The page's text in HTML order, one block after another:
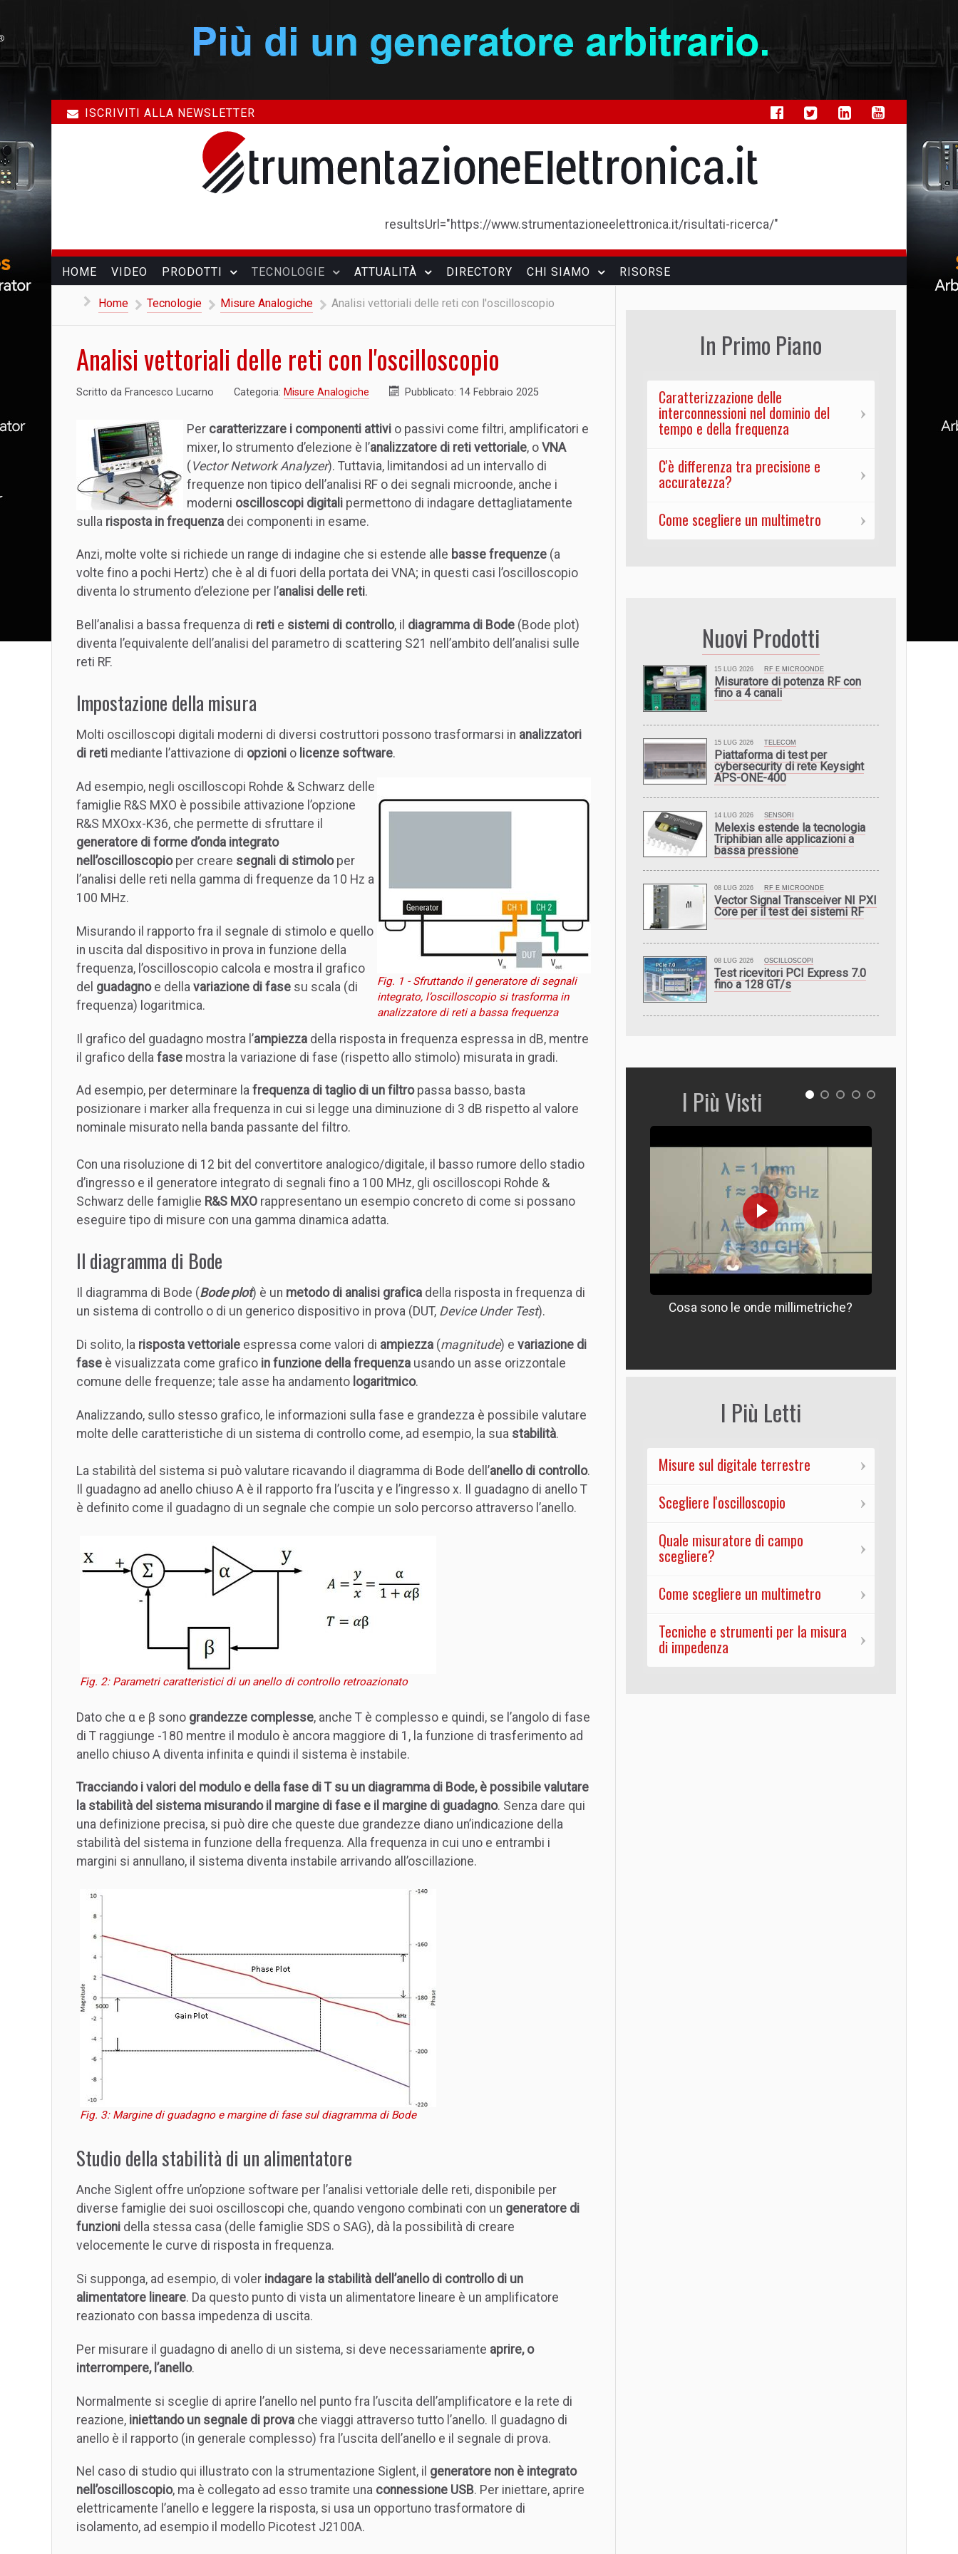
ISCRIVITI ALLA NEWSLETTER
resultsUrl="https://www.strumentazioneelettronica.it/risultati-ricerca/"
HOME VIDEO PRODOTTI TECNOLOGIE ATTUALITÀ DIRECTORY CHI SIAMO RISORSE
Home Tecnologie Misure Analogiche Analisi vettoriali delle reti con l'oscilloscopio
Analisi vettoriali delle reti con l'oscilloscopio
Scritto da Francesco Lucarno Categoria: Misure Analogiche Pubblicato: 14 Febbraio 2025
Per caratterizzare i componenti attivi o passivi come filtri, amplificatori e
mixer, lo strumento d’elezione è l’analizzatore di reti vettoriale, o VNA
(Vector Network Analyzer). Tuttavia, limitandosi ad un intervallo di
frequenze non tipico dell’analisi RF o dei segnali microonde, anche i
moderni oscilloscopi digitali permettono di indagare dettagliatamente
sulla risposta in frequenza dei componenti in esame.
Anzi, molte volte si richiede un range di indagine che si estende alle basse frequenze (a
volte fino a pochi Hertz) che è al di fuori della portata dei VNA; in questi casi l’oscilloscopio
diventa lo strumento d’elezione per l’analisi delle reti.
Bell’analisi a bassa frequenza di reti e sistemi di controllo, il diagramma di Bode (Bode plot)
diventa l’equivalente dell’analisi del parametro di scattering S21 nell’ambito dell’analisi sulle
reti RF.
Impostazione della misura
Molti oscilloscopi digitali moderni di diversi costruttori possono trasformarsi in analizzatori
di reti mediante l’attivazione di opzioni o licenze software.
Fig. 1 - Sfruttando il generatore di segnali
integrato, l’oscilloscopio si trasforma in
analizzatore di reti a bassa frequenza
Ad esempio, negli oscilloscopi Rohde & Schwarz delle
famiglie R&S MXO è possibile attivazione l’opzione
R&S MXOxx-K36, che permette di sfruttare il
generatore di forme d’onda integrato
nell’oscilloscopioper creare segnali di stimoloper
l’analisi delle reti nella gamma di frequenze da 10 Hz a
100 MHz.
Misurando il rapporto fra il segnale di stimolo e quello
in uscita dal dispositivo in prova in funzione della
frequenza, l’oscilloscopio calcola e mostra il grafico
del guadagnoe della variazione di fase su scala (di
frequenza) logaritmica.
Il grafico del guadagno mostra l’ampiezza della risposta in frequenza espressa in dB, mentre
il grafico della fase mostra la variazione di fase (rispetto allo stimolo) misurata in gradi.
Ad esempio, per determinare la frequenza di taglio di un filtropassa basso, basta
posizionare i marker alla frequenza in cui si legge una diminuzione di 3 dB rispetto al valore
nominale misurato nella banda passante del filtro.
Con una risoluzione di 12 bit del convertitore analogico/digitale, il basso rumore dello stadio
d’ingresso e il generatore integrato di segnali fino a 100 MHz, gli oscilloscopi Rohde &
Schwarz delle famiglie R&S MXO rappresentano un esempio concreto di come si possano
eseguire tipo di misure con una gamma dinamica adatta.
Il diagramma di Bode
Il diagramma di Bode (Bode plot) è un metodo di analisi grafica della risposta in frequenza di
un sistema di controllo o di un generico dispositivo in prova (DUT, Device Under Test).
Di solito, la risposta vettoriale espressa come valori di ampiezza (magnitude) e variazione di
fase è visualizzata come grafico in funzione della frequenza usando un asse orizzontale
comune delle frequenze; tale asse ha andamento logaritmico.
Analizzando, sullo stesso grafico, le informazioni sulla fase e grandezza è possibile valutare
molte delle caratteristiche di un sistema di controllo come, ad esempio, la sua stabilità.
La stabilità del sistema si può valutare ricavando il diagramma di Bode dell’anello di controllo.
Il guadagno ad anello chiuso A è il rapporto fra l’uscita y e l’ingresso x. Il guadagno di anello T
è definito come il guadagno di un segnale che compie un solo percorso attraverso l’anello.
Fig. 2: Parametri caratteristici di un anello di controllo retroazionato
Dato che α e β sono grandezze complesse, anche T è complesso e quindi, se l’angolo di fase
di T raggiunge -180 mentre il modulo è ancora maggiore di 1, la funzione di trasferimento ad
anello chiuso A diventa infinita e quindi il sistema è instabile.
Tracciando i valori del modulo e della fase di T su un diagramma di Bode, è possibile valutare
la stabilità del sistema misurando il margine di fase e il margine di guadagno. Senza dare qui
una definizione precisa, si può dire che queste due grandezze diano un’indicazione della
stabilità del sistema in funzione della frequenza. Alla frequenza in cui uno e entrambi i
margini si annullano, il sistema diventa instabile arrivando all’oscillazione.
Fig. 3: Margine di guadagno e margine di fase sul diagramma di Bode
Studio della stabilità di un alimentatore
Anche Siglent offre un’opzione software per l’analisi vettoriale delle reti, disponibile per
diverse famiglie dei suoi oscilloscopi che, quando vengono combinati con un generatore di
funzioni della stessa casa (delle famiglie SDS o SAG), dà la possibilità di creare
velocemente le curve di risposta in frequenza.
Si supponga, ad esempio, di voler indagare la stabilità dell’anello di controllo di un
alimentatore lineare. Da questo punto di vista un alimentatore lineare è un amplificatore
reazionato con bassa impedenza di uscita.
Per misurare il guadagno di anello di un sistema, si deve necessariamente aprire, o
interrompere, l’anello.
Normalmente si sceglie di aprire l’anello nel punto fra l’uscita dell’amplificatore e la rete di
reazione, iniettando un segnale di prova che viaggi attraverso tutto l’anello. Il guadagno di
anello è il rapporto (in generale complesso) fra l’uscita dell’anello e il segnale di prova.
Nel caso di studio qui illustrato con la strumentazione Siglent, il generatore non è integrato
nell’oscilloscopio, ma è collegato ad esso tramite una connessione USB. Per iniettare, aprire
elettricamente l’anello e leggere la risposta, si usa un opportuno trasformatore di
isolamento, ad esempio il modello Picotest J2100A.
In Primo Piano
Caratterizzazione delle
interconnessioni nel dominio del
tempo e della frequenza
C'è differenza tra precisione e
accuratezza?
Come scegliere un multimetro
Nuovi Prodotti
15 LUG 2026 RF E MICROONDE
Misuratore di potenza RF con
fino a 4 canali
15 LUG 2026 TELECOM
Piattaforma di test per
cybersecurity di rete Keysight
APS-ONE-400
14 LUG 2026 SENSORI
Melexis estende la tecnologia
Triphibian alle applicazioni a
bassa pressione
08 LUG 2026 RF E MICROONDE
Vector Signal Transceiver NI PXI
Core per il test dei sistemi RF
08 LUG 2026 OSCILLOSCOPI
Test ricevitori PCI Express 7.0
fino a 128 GT/s
I Più Visti
Cosa sono le onde millimetriche?
I Più Letti
Misure sul digitale terrestre
Scegliere l'oscilloscopio
Quale misuratore di campo
scegliere?
Come scegliere un multimetro
Tecniche e strumenti per la misura
di impedenza